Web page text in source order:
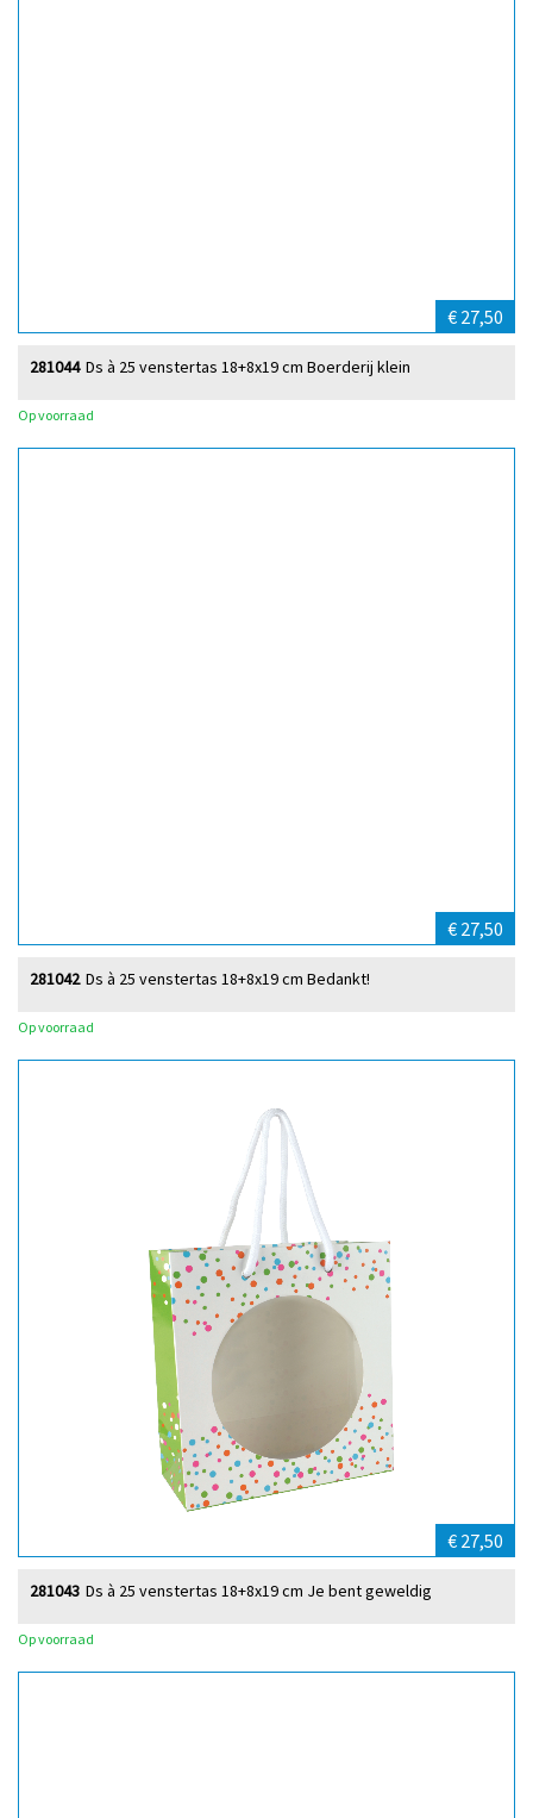
€ 27,50
Ds à 25 venstertas 18+8x19 cm Boerderij klein
281044
Op voorraad
€ 27,50
Ds à 25 venstertas 18+8x19 cm Bedankt!
281042
Op voorraad
€ 27,50
Ds à 25 venstertas 18+8x19 cm Je bent geweldig
281043
Op voorraad